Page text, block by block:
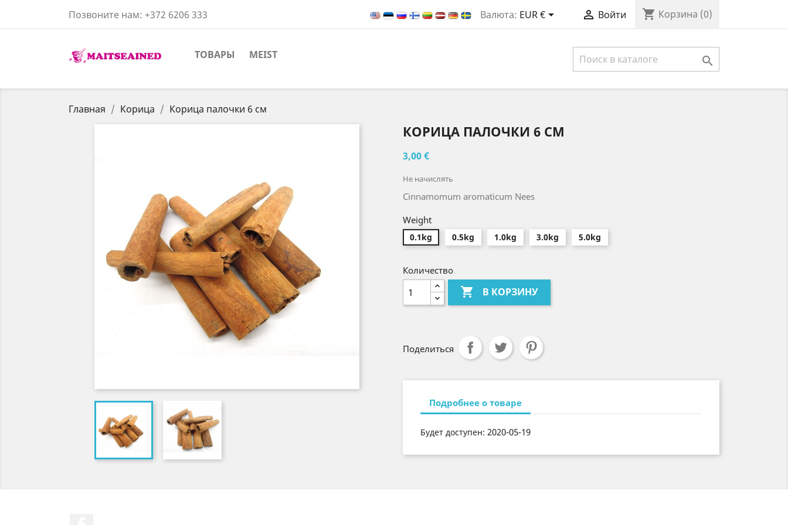
Позвоните нам: +372 6206 333 Валюта: EUR €  Войти shopping_cart Корзина (0)
ТОВАРЫ MEIST 
Главная Корица Корица палочки 6 см
КОРИЦА ПАЛОЧКИ 6 СМ
3,00 €
Не начислять
Cinnamomum aromaticum Nees
Weight
0.1kg 0.5kg 1.0kg 3.0kg 5.0kg
Количество
 В КОРЗИНУ
Поделиться
Подробнее о товаре
Будет доступен: 2020-05-19